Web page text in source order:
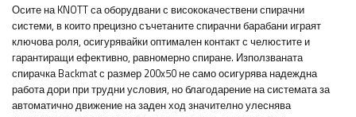
Осите на KNOTT са оборудвани с висококачествени спирачни
системи, в които прецизно съчетаните спирачни барабани играят
ключова роля, осигурявайки оптимален контакт с челюстите и
гарантиращи ефективно, равномерно спиране. Използваната
спирачка Backmat с размер 200x50 не само осигурява надеждна
работа дори при трудни условия, но благодарение на системата за
автоматично движение на заден ход значително улеснява